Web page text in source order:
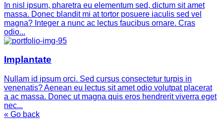
In nisl ipsum, pharetra eu elementum sed, dictum sit amet
massa. Donec blandit mi at tortor posuere iaculis sed vel
magna? Integer a nunc ac lectus faucibus ornare. Cras
odio...
Implantate
Nullam id ipsum orci. Sed cursus consectetur turpis in
venenatis? Aenean eu lectus sit amet odio volutpat placerat
a ac massa. Donec ut magna quis eros hendrerit viverra eget
nec...
« Go back